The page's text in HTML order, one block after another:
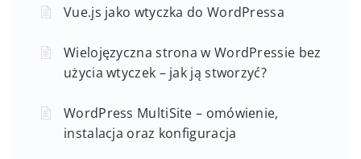
Vue.js jako wtyczka do WordPressa
Wielojęzyczna strona w WordPressie bez
użycia wtyczek – jak ją stworzyć?
WordPress MultiSite – omówienie,
instalacja oraz konfiguracja